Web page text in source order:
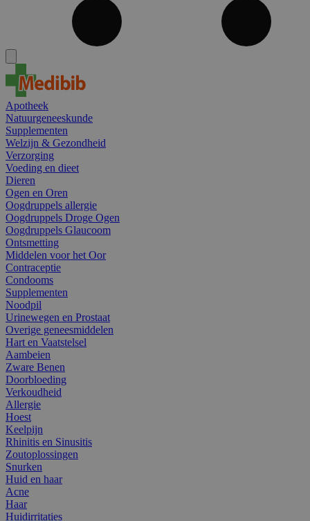
Apotheek
Natuurgeneeskunde
Supplementen
Welzijn & Gezondheid
Verzorging
Voeding en dieet
Dieren
Ogen en Oren
Oogdruppels allergie
Oogdruppels Droge Ogen
Oogdruppels Glaucoom
Ontsmetting
Middelen voor het Oor
Contraceptie
Condooms
Supplementen
Noodpil
Urinewegen en Prostaat
Overige geneesmiddelen
Hart en Vaatstelsel
Aambeien
Zware Benen
Doorbloeding
Verkoudheid
Allergie
Hoest
Keelpijn
Rhinitis en Sinusitis
Zoutoplossingen
Snurken
Huid en haar
Acne
Haar
Huidirritaties